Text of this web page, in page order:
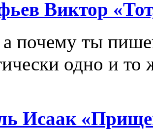
Виктор
а почему ты
одно и то
Исаак